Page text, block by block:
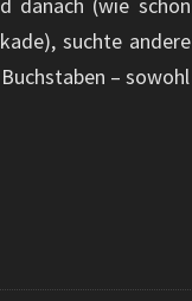
suchte andere
– sowohl